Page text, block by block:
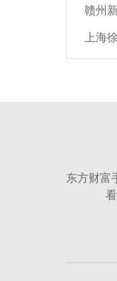
赣州
上海
东方财富